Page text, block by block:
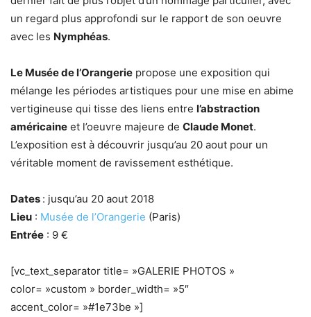
un regard plus approfondi sur le rapport de son oeuvre
avec les Nymphéas.
Le Musée de l’Orangerie propose une exposition qui
mélange les périodes artistiques pour une mise en abime
vertigineuse qui tisse des liens entre l’abstraction
américaine et l’oeuvre majeure de Claude Monet.
L’exposition est à découvrir jusqu’au 20 aout pour un
véritable moment de ravissement esthétique.
Dates : jusqu’au 20 aout 2018
Lieu : Musée de l’Orangerie (Paris)
Entrée : 9 €
[vc_text_separator title= »GALERIE PHOTOS »
color= »custom » border_width= »5″
accent_color= »#1e73be »]